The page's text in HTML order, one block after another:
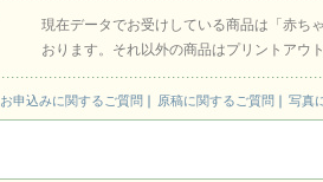
現在データでお受けしている商品は「赤ち
おります。それ以外の商品はプリントアウ
お申込みに関するご質問 原稿に関するご質問 写真